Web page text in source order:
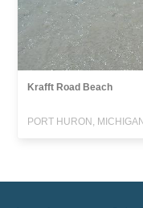
Krafft Road Beach
PORT HURON,